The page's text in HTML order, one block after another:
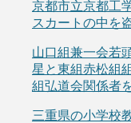
京都市立京都工
スカートの中を
山口組兼一会若
星と東組赤松組
組弘道会関係者
三重県の小学校